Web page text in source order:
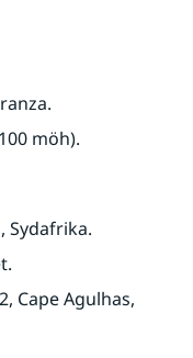
möh).
Sydafrika.
Cape Agulhas,